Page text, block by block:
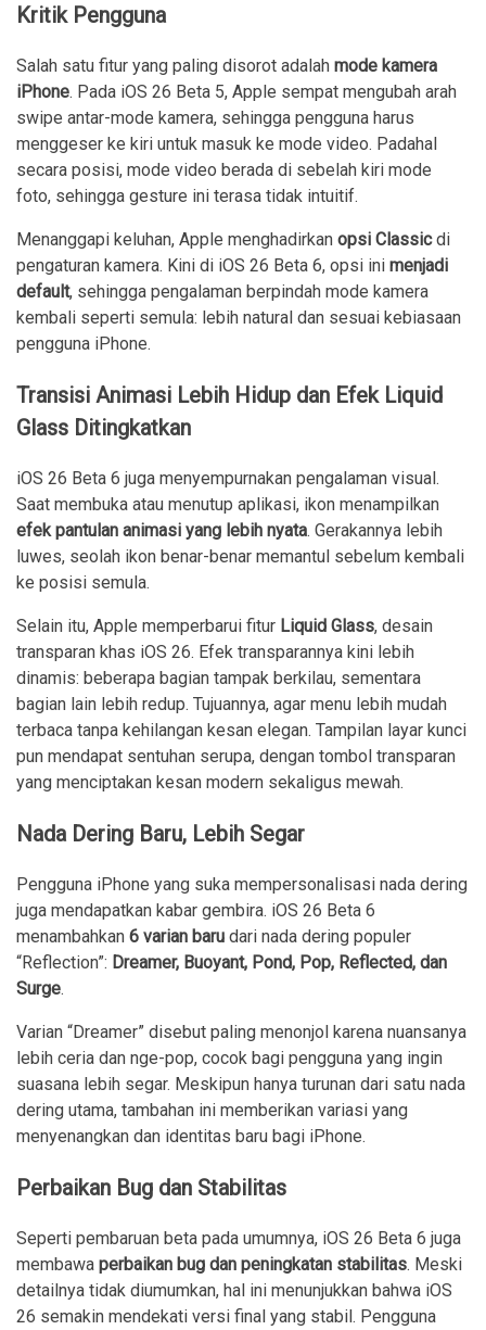
Kritik Pengguna
Salah satu fitur yang paling disorot adalah mode kamera
iPhone. Pada iOS 26 Beta 5, Apple sempat mengubah arah
swipe antar-mode kamera, sehingga pengguna harus
menggeser ke kiri untuk masuk ke mode video. Padahal
secara posisi, mode video berada di sebelah kiri mode
foto, sehingga gesture ini terasa tidak intuitif.
Menanggapi keluhan, Apple menghadirkan opsi Classicdi
pengaturan kamera. Kini di iOS 26 Beta 6, opsi ini menjadi
default, sehingga pengalaman berpindah mode kamera
kembali seperti semula: lebih natural dan sesuai kebiasaan
pengguna iPhone.
Transisi Animasi Lebih Hidup dan Efek Liquid
Glass Ditingkatkan
iOS 26 Beta 6 juga menyempurnakan pengalaman visual.
Saat membuka atau menutup aplikasi, ikon menampilkan
efek pantulan animasi yang lebih nyata. Gerakannya lebih
luwes, seolah ikon benar-benar memantul sebelum kembali
ke posisi semula.
Selain itu, Apple memperbarui fitur Liquid Glass, desain
transparan khas iOS 26. Efek transparannya kini lebih
dinamis: beberapa bagian tampak berkilau, sementara
bagian lain lebih redup. Tujuannya, agar menu lebih mudah
terbaca tanpa kehilangan kesan elegan. Tampilan layar kunci
pun mendapat sentuhan serupa, dengan tombol transparan
yang menciptakan kesan modern sekaligus mewah.
Nada Dering Baru, Lebih Segar
Pengguna iPhone yang suka mempersonalisasi nada dering
juga mendapatkan kabar gembira. iOS 26 Beta 6
menambahkan 6 varian baru dari nada dering populer
“Reflection”: Dreamer, Buoyant, Pond, Pop, Reflected, dan
Surge.
Varian “Dreamer” disebut paling menonjol karena nuansanya
lebih ceria dan nge-pop, cocok bagi pengguna yang ingin
suasana lebih segar. Meskipun hanya turunan dari satu nada
dering utama, tambahan ini memberikan variasi yang
menyenangkan dan identitas baru bagi iPhone.
Perbaikan Bug dan Stabilitas
Seperti pembaruan beta pada umumnya, iOS 26 Beta 6 juga
membawa perbaikan bug dan peningkatan stabilitas. Meski
detailnya tidak diumumkan, hal ini menunjukkan bahwa iOS
26 semakin mendekati versi final yang stabil. Pengguna